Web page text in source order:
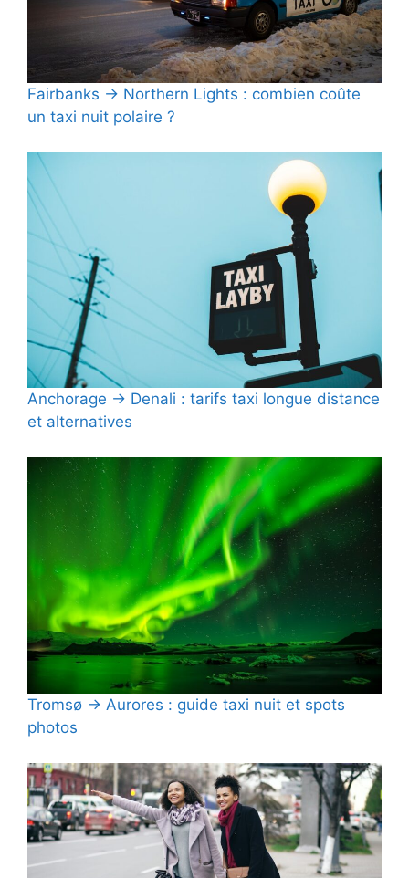
Fairbanks → Northern Lights : combien coûte
un taxi nuit polaire ?
Anchorage → Denali : tarifs taxi longue distance
et alternatives
Tromsø → Aurores : guide taxi nuit et spots
photos